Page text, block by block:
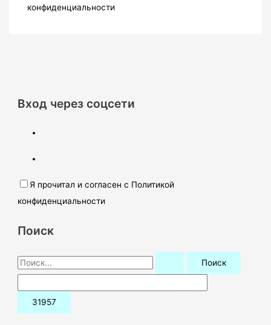
конфиденциальности
Вход через соцсети
Я прочитал и согласен с Политикой
конфиденциальности
Поиск
П
о
и